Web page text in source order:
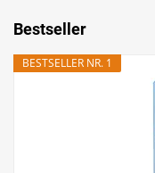
Bestseller
BESTSELLER NR. 1